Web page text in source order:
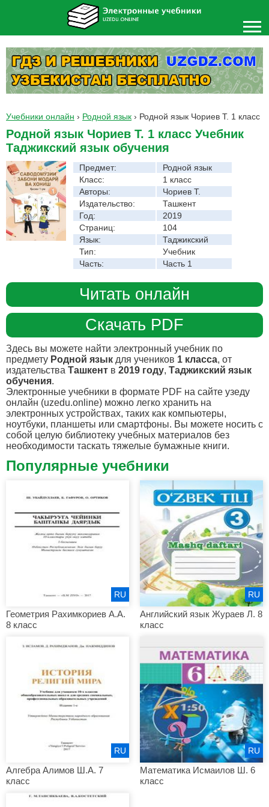
Учебники онлайн › Родной язык › Родной язык Чориев Т. 1 класс
Родной язык Чориев Т. 1 класс Учебник
Таджикский язык обучения
Предмет:
Родной язык
Класс:
1 класс
Авторы:
Чориев Т.
Издательство:
Ташкент
Год:
2019
Страниц:
104
Язык:
Таджикский
Тип:
Учебник
Часть:
Часть 1
Читать онлайн
Скачать PDF
Здесь вы можете найти электронный учебник по
предмету Родной язык для учеников 1 класса, от
издательства Ташкент в 2019 году, Таджикский язык
обучения.
Электронные учебники в формате PDF на сайте узеду
онлайн (uzedu.online) можно легко хранить на
электронных устройствах, таких как компьютеры,
ноутбуки, планшеты или смартфоны. Вы можете носить с
собой целую библиотеку учебных материалов без
необходимости таскать тяжелые бумажные книги.
Популярные учебники
Геометрия Рахимкориев А.А.
8 класс
RU
Английский язык Жураев Л. 8
класс
RU
Алгебра Алимов Ш.А. 7
класс
RU
Математика Исмаилов Ш. 6
класс
RU